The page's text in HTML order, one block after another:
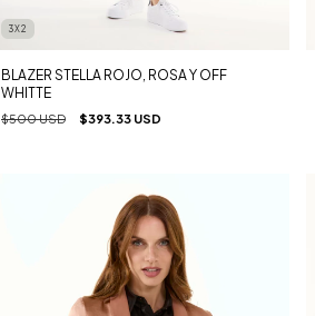
3X2
BLAZER STELLA ROJO, ROSA Y OFF
WHITTE
$500 USD $393.33 USD